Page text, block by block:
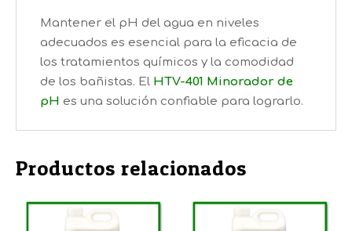
Mantener el pH del agua en niveles
adecuados es esencial para la eficacia de
los tratamientos químicos y la comodidad
de los bañistas. El HTV-401 Minorador de
pH es una solución confiable para lograrlo.​
Productos relacionados